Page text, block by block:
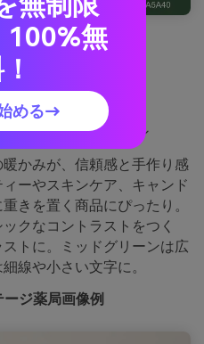
#7F5539
系、癒し
装用ラベルデザイン
かみが、信頼感と手作り感
ーやスキンケア、キャンド
きを置く商品にぴったり。
クなコントラストをつく
トに。ミッドグリーンは広
線や小さい文字に。
ジ薬局画像例
100%無
める→